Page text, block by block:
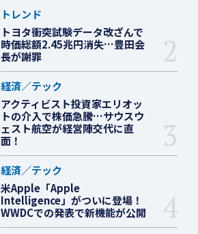
トレンド
トヨタ衝突試験データ改ざんで
時価総額2.45兆円消失…豊田会
長が謝罪
経済／テック
アクティビスト投資家エリオッ
トの介入で株価急騰…サウスウ
ェスト航空が経営陣交代に直
面！
経済／テック
米Apple「Apple
Intelligence」がついに登場！
WWDCでの発表で新機能が公開